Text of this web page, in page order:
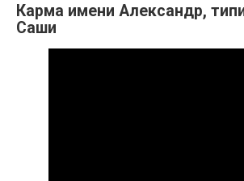
Карма имени Александр,
Саши